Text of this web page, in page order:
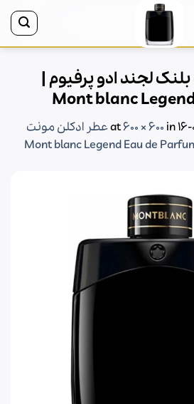
لجند ادو پرفیوم |
Mont blanc
600 × 600 in
عطر ادکلن مونت